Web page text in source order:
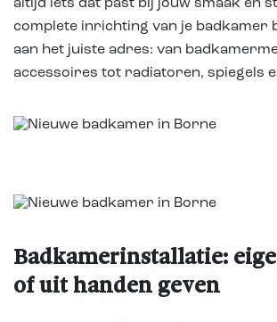
altijd iets dat past bij jouw smaak en
complete inrichting van je badkamer
aan het juiste adres: van
accessoires tot radiatoren, spiegels
Badkamerinstallatie:
of uit handen geven